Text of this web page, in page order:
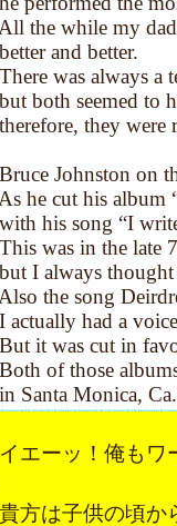
the while my dad
and better.
was always a
both seemed to
they were
Johnston on
he cut his album
his song “I
was in the late
I always thought
the song
had a
it was cut in
of those
Santa Monica, Ca.
エーッ！俺もワ
方は子供の頃か